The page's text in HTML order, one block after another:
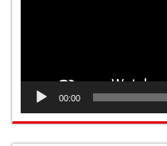
00:00